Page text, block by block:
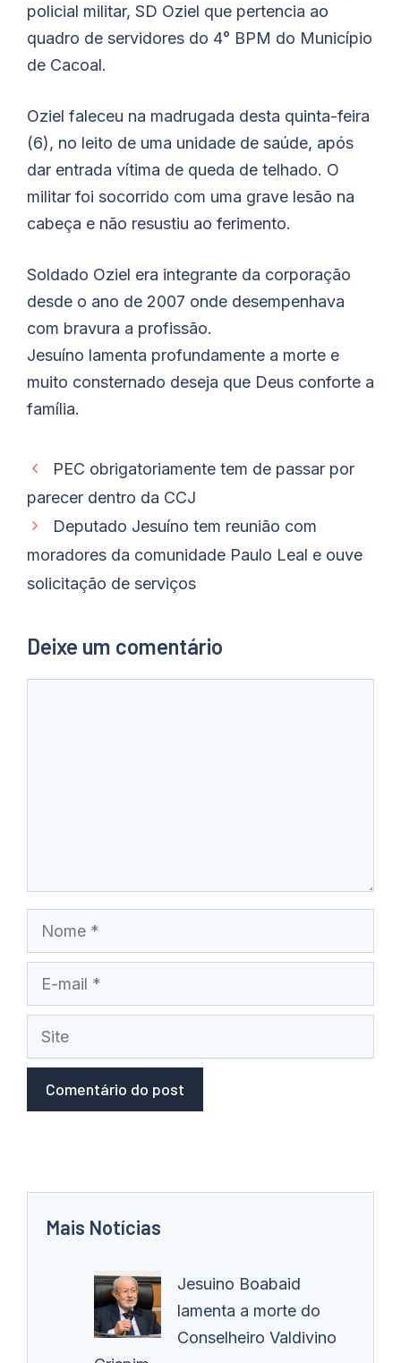
policial militar, SD Oziel que pertencia ao
quadro de servidores do 4° BPM do Município
de Cacoal.
Oziel faleceu na madrugada desta quinta-feira
(6), no leito de uma unidade de saúde, após
dar entrada vítima de queda de telhado. O
militar foi socorrido com uma grave lesão na
cabeça e não resustiu ao ferimento.
Soldado Oziel era integrante da corporação
desde o ano de 2007 onde desempenhava
com bravura a profissão.
Jesuíno lamenta profundamente a morte e
muito consternado deseja que Deus conforte a
família.
PEC obrigatoriamente tem de passar por
parecer dentro da CCJ
Deputado Jesuíno tem reunião com
moradores da comunidade Paulo Leal e ouve
solicitação de serviços
Deixe um comentário
Nome
mail
Site
Mais Notícias
Jesuino Boabaid
lamenta a morte do
Conselheiro Valdivino